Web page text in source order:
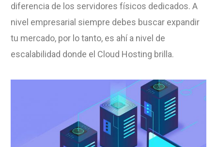
diferencia de los servidores físicos dedicados. A
nivel empresarial siempre debes buscar expandir
tu mercado, por lo tanto, es ahí a nivel de
escalabilidad donde el Cloud Hosting brilla.